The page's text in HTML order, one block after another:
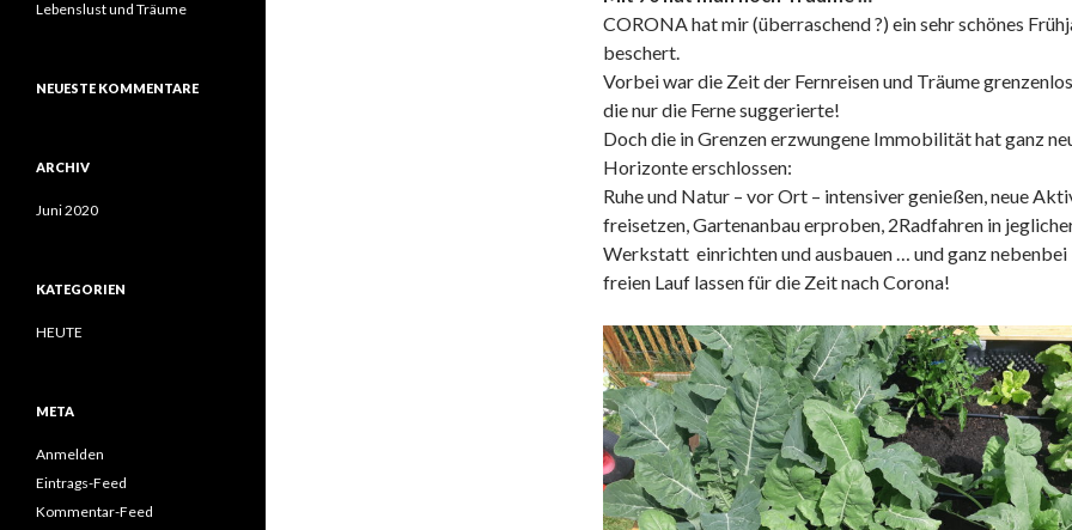
CORONA hat mir (überraschend ?) ein sehr schönes
beschert.
Vorbei war die Zeit der Fernreisen und Träume
die nur die Ferne suggerierte!
Doch die in Grenzen erzwungene Immobilität hat ganz
Horizonte erschlossen:
Ruhe und Natur – vor Ort – intensiver genießen, neue
freisetzen, Gartenanbau erproben, 2Radfahren in
Werkstatt einrichten und ausbauen … und ganz nebenbei
freien Lauf lassen für die Zeit nach Corona!
Lebenslust und Träume
NEUESTE KOMMENTARE
ARCHIV
Juni 2020
KATEGORIEN
HEUTE
META
Anmelden
Eintrags-Feed
Kommentar-Feed